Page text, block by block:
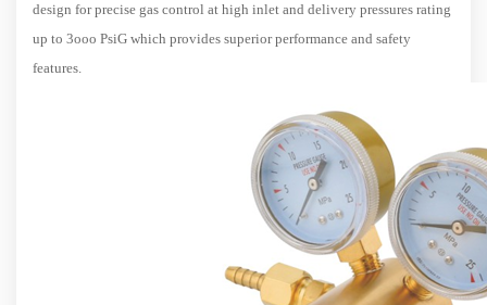
design for precise gas control at high inlet and delivery pressures rating
up to 3ooo PsiG which provides superior performance and safety
features.